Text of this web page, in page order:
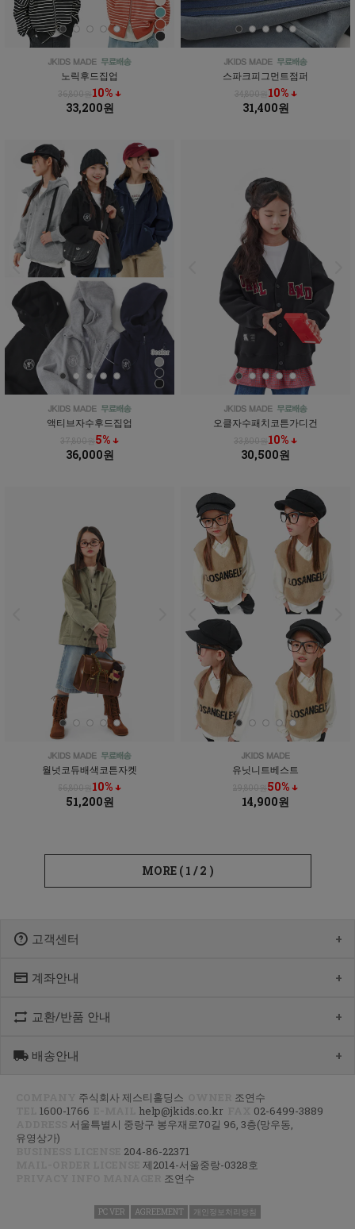
노릭후드집업
36,800원10% ↓
33,200원
스파크피그먼트점퍼
34,800원 10% ↓
31,400원
액티브자수후드집업
37,800원5% ↓
36,000원
오클자수패치코튼가디건
33,800원10% ↓
30,500원
월넛코듀배색코튼자켓
56,800원 10% ↓
51,200원
유닛니트베스트
29,800원50% ↓
14,900원
MORE ( 1 /2 )
고객센터
1600-1766
[점심] 12:00 ~ 13:00
[금] 08:30 ~ 12:30
계좌안내
우리 1005-302-047686
예금주 : 제스티홀딩스
교환/반품 안내
제품수령 후 반품을 하시려면 수령 후 7일 이내에 마이페이지내에서
CJ대한통운(1588-1255)으로 반품접수 또는 인터넷사이트에서 온라인
접수 후 픽업요청해주세요.
교환/반품 : 경기도 고양시 덕양구 오금동 삼막3길 10 마포지사 1F
은평직영2팀 - 제이키즈
배송안내
평균 상품 준비기간은 주말제외 2~4일까지 소요될수 있습니다.
(주말 및 공휴일 제외, 제주 도서 산간 지역은 추가로 1~2일이 더
소요됩니다.)
주문하신 상품이 입고가 늦어지는 상품이거나 주문 제작 상품일 경우엔
기일이 더 걸릴 수 있습니다.
신발이나 악세사리 카테고리 상품은 고객님 주문건 결제후 거래처에서
이상, 리오더 기간에는 한달정도 소요 되실수 있는점
양해부탁드립니다.
주식회사 제스티홀딩스
조연수
1600-1766 help@jkids.co.kr
02-6499-3889
서울특별시 중랑구 봉우재로70길 96, 3층(망우동,
유영상가)
204-86-22371
제2014-서울중랑-0328호
조연수
PC VER AGREEMENT 개인정보처리방침